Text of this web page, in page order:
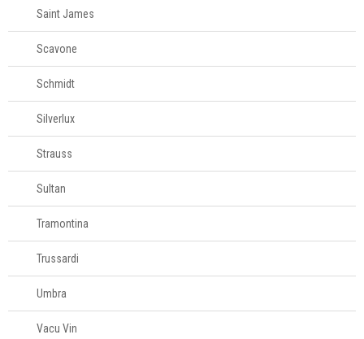
Saint James
Scavone
Schmidt
Silverlux
Strauss
Sultan
Tramontina
Trussardi
Umbra
Vacu Vin